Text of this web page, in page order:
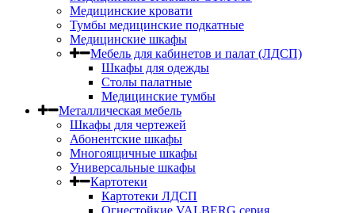
Медицинские кровати
Тумбы медицинские подкатные
Медицинские шкафы
Мебель для кабинетов и палат (ЛДСП)
Шкафы для одежды
Столы палатные
Медицинские тумбы
Металлическая мебель
Шкафы для чертежей
Абонентские шкафы
Многоящичные шкафы
Универсальные шкафы
Картотеки
Картотеки ЛДСП
Огнестойкие VALBERG серия